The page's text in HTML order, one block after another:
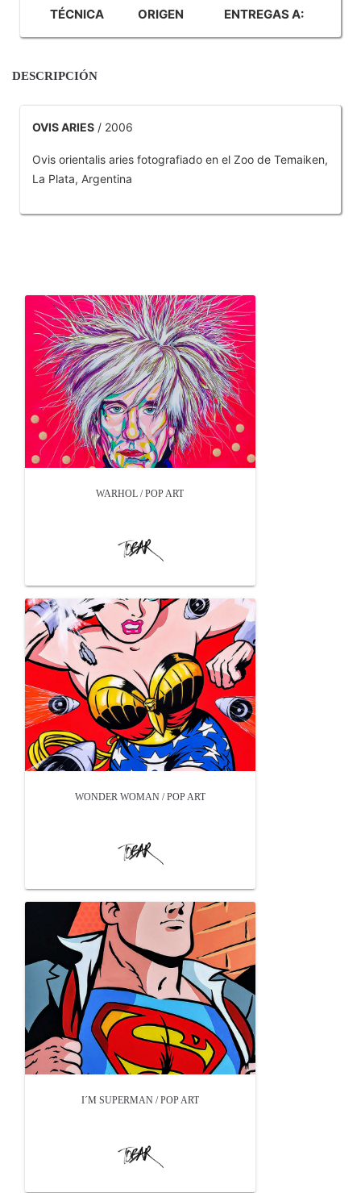
TÉCNICA ORIGEN ENTREGAS A:
DESCRIPCIÓN
OVIS ARIES / 2006
Ovis orientalis aries fotografiado en el Zoo de Temaiken,
La Plata, Argentina
WARHOL / POP ART
WONDER WOMAN / POP ART
I´M SUPERMAN / POP ART